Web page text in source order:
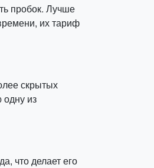
пробок. Лучше
их тариф
скрытых
из
что делает его